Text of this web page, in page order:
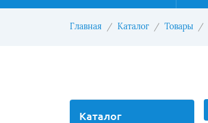
Главная Каталог Товары
Каталог